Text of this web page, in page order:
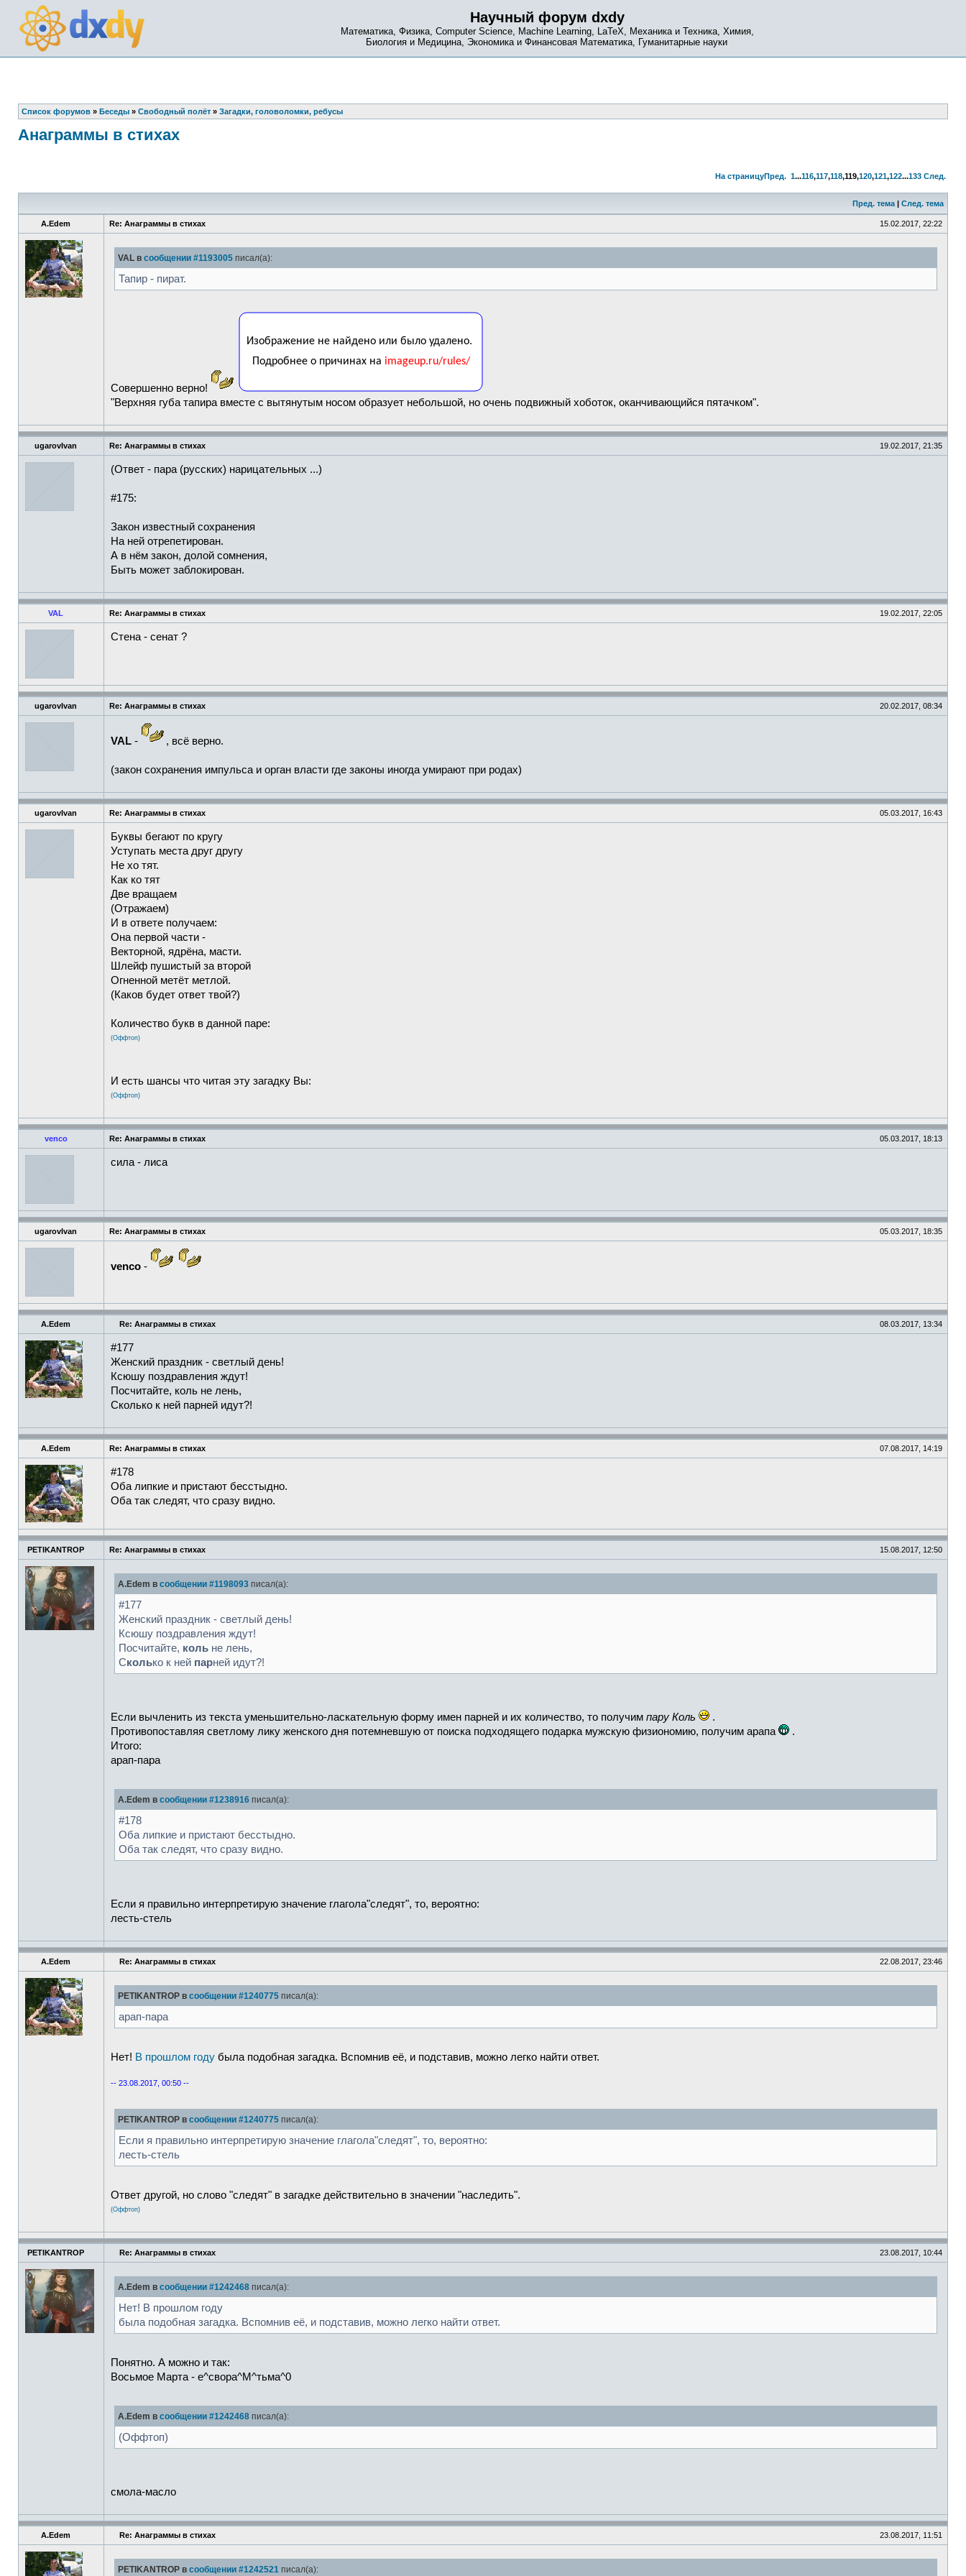
Научный форум dxdy
Математика, Физика, Computer Science, Machine Learning, LaTeX, Механика и Техника, Химия,
Биология и Медицина, Экономика и Финансовая Математика, Гуманитарные науки
Список форумов » Беседы » Свободный полёт » Загадки, головоломки, ребусы
Анаграммы в стихах
На страницуПред. 1...116,117,118,119,120,121,122...133 След.
Пред. тема | След. тема
A.Edem Re: Анаграммы в стихах 15.02.2017, 22:22
VAL в сообщении #1193005 писал(а):
Тапир - пират.
Совершенно верно!
"Верхняя губа тапира вместе с вытянутым носом образует небольшой, но очень подвижный хоботок, оканчивающийся пятачком".
ugarovIvan Re: Анаграммы в стихах 19.02.2017, 21:35
(Ответ - пара (русских) нарицательных ...)
#175:
Закон известный сохранения
На ней отрепетирован.
А в нём закон, долой сомнения,
Быть может заблокирован.
VAL Re: Анаграммы в стихах 19.02.2017, 22:05
Стена - сенат ?
ugarovIvan Re: Анаграммы в стихах 20.02.2017, 08:34
VAL - , всё верно.
(закон сохранения импульса и орган власти где законы иногда умирают при родах)
ugarovIvan Re: Анаграммы в стихах 05.03.2017, 16:43
Буквы бегают по кругу
Уступать места друг другу
Не хо тят.
Как ко тят
Две вращаем
(Отражаем)
И в ответе получаем:
Она первой части -
Векторной, ядрёна, масти.
Шлейф пушистый за второй
Огненной метёт метлой.
(Каков будет ответ твой?)
Количество букв в данной паре:
(Оффтоп)
И есть шансы что читая эту загадку Вы:
(Оффтоп)
venco Re: Анаграммы в стихах 05.03.2017, 18:13
сила - лиса
ugarovIvan Re: Анаграммы в стихах 05.03.2017, 18:35
venco -
A.Edem Re: Анаграммы в стихах 08.03.2017, 13:34
#177
Женский праздник - светлый день!
Ксюшу поздравления ждут!
Посчитайте, коль не лень,
Сколько к ней парней идут?!
A.Edem Re: Анаграммы в стихах 07.08.2017, 14:19
#178
Оба липкие и пристают бесстыдно.
Оба так следят, что сразу видно.
PETIKANTROP Re: Анаграммы в стихах 15.08.2017, 12:50
A.Edem в сообщении #1198093 писал(а):
#177
Женский праздник - светлый день!
Ксюшу поздравления ждут!
Посчитайте, коль не лень,
Сколько к ней парней идут?!
Если вычленить из текста уменьшительно-ласкательную форму имен парней и их количество, то получим пару Коль
.
Противопоставляя светлому лику женского дня потемневшую от поиска подходящего подарка мужскую физиономию, получим арапа
.
Итого:
арап-пара
A.Edem в сообщении #1238916 писал(а):
#178
Оба липкие и пристают бесстыдно.
Оба так следят, что сразу видно.
Если я правильно интерпретирую значение глагола"следят", то, вероятно:
лесть-стель
A.Edem Re: Анаграммы в стихах 22.08.2017, 23:46
PETIKANTROP в сообщении #1240775 писал(а):
арап-пара
Нет! В прошлом году была подобная загадка. Вспомнив её, и подставив, можно легко найти ответ.
-- 23.08.2017, 00:50 --
PETIKANTROP в сообщении #1240775 писал(а):
Если я правильно интерпретирую значение глагола"следят", то, вероятно:
лесть-стель
Ответ другой, но слово "следят" в загадке действительно в значении "наследить".
(Оффтоп)
PETIKANTROP Re: Анаграммы в стихах 23.08.2017, 10:44
A.Edem в сообщении #1242468 писал(а):
Нет! В прошлом году
была подобная загадка. Вспомнив её, и подставив, можно легко найти ответ.
Понятно. А можно и так:
Восьмое Марта - е^свора^М^тьма^0
A.Edem в сообщении #1242468 писал(а):
(Оффтоп)
смола-масло
A.Edem Re: Анаграммы в стихах 23.08.2017, 11:51
PETIKANTROP в сообщении #1242521 писал(а):